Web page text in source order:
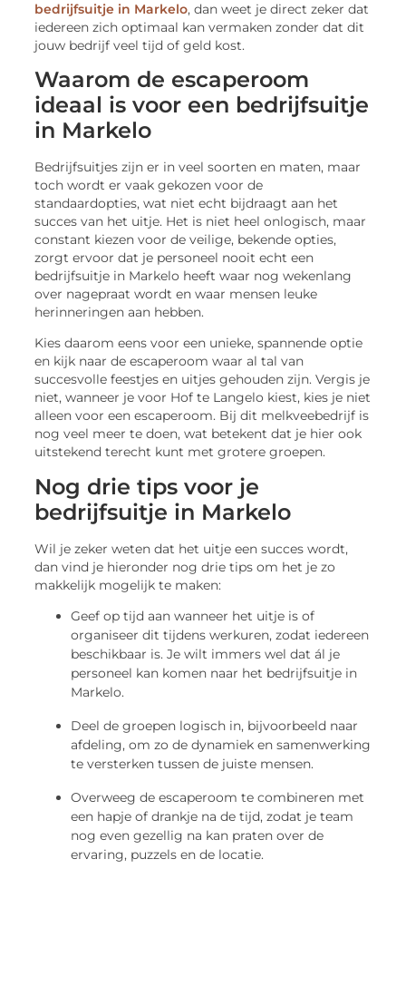
bedrijfsuitje in Markelo, dan weet je direct zeker dat
iedereen zich optimaal kan vermaken zonder dat dit
jouw bedrijf veel tijd of geld kost.
Waarom de escaperoom
ideaal is voor een bedrijfsuitje
in Markelo
Bedrijfsuitjes zijn er in veel soorten en maten, maar
toch wordt er vaak gekozen voor de
standaardopties, wat niet echt bijdraagt aan het
succes van het uitje. Het is niet heel onlogisch, maar
constant kiezen voor de veilige, bekende opties,
zorgt ervoor dat je personeel nooit echt een
bedrijfsuitje in Markelo heeft waar nog wekenlang
over nagepraat wordt en waar mensen leuke
herinneringen aan hebben.
Kies daarom eens voor een unieke, spannende optie
en kijk naar de escaperoom waar al tal van
succesvolle feestjes en uitjes gehouden zijn. Vergis je
niet, wanneer je voor Hof te Langelo kiest, kies je niet
alleen voor een escaperoom. Bij dit melkveebedrijf is
nog veel meer te doen, wat betekent dat je hier ook
uitstekend terecht kunt met grotere groepen.
Nog drie tips voor je
bedrijfsuitje in Markelo
Wil je zeker weten dat het uitje een succes wordt,
dan vind je hieronder nog drie tips om het je zo
makkelijk mogelijk te maken:
Geef op tijd aan wanneer het uitje is of
organiseer dit tijdens werkuren, zodat iedereen
beschikbaar is. Je wilt immers wel dat ál je
personeel kan komen naar het bedrijfsuitje in
Markelo.
Deel de groepen logisch in, bijvoorbeeld naar
afdeling, om zo de dynamiek en samenwerking
te versterken tussen de juiste mensen.
Overweeg de escaperoom te combineren met
een hapje of drankje na de tijd, zodat je team
nog even gezellig na kan praten over de
ervaring, puzzels en de locatie.